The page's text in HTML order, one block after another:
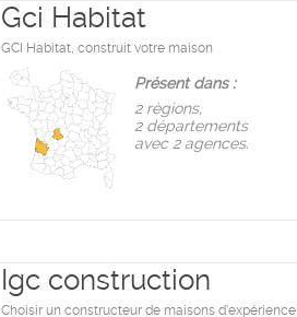
Gci Habitat
GCI Habitat, construit votre maison
Présent dans :
2 règions,
2 départements
avec 2 agences.
Igc construction
Choisir un constructeur de maisons d'expérience